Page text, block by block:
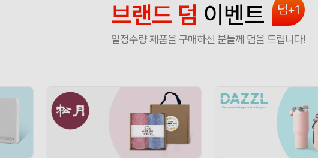
브랜드 덤 이벤트 덤+1
일정수량 제품을 구매하신 분들께 덤을 드립니다!